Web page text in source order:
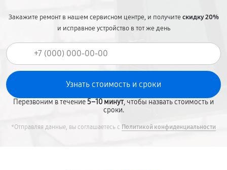
Закажите ремонт в нашем сервисном центре, и получитескидку 20%
и исправное устройство в тот же день
Перезвоним в течение5–10 минут, чтобы назвать стоимость и
сроки.
*Отправляя данные, вы соглашаетесь с Политикой конфиденциальности